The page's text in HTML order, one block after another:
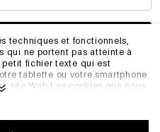
techniques et fonctionnels,
qui ne portent pas atteinte à
petit fichier texte qui est
tablette ou votre smartphone
site Web.Les cookies que nous
souvenir, par exemple, de vos